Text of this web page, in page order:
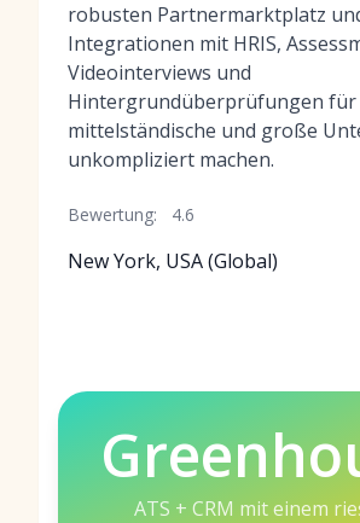
robusten Partnermarktplatz
Integrationen mit HRIS,
Videointerviews und
Hintergrundüberprüfungen für
mittelständische und große
unkompliziert machen.
Bewertung: 4.6
New York, USA (Global)
ATS + CRM mit einem